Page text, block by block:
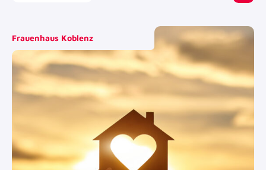
Frauenhaus Koblenz